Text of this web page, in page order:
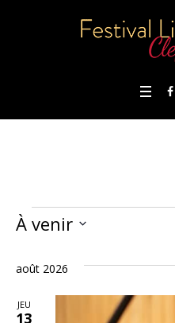
À venir
une
août 2026
JEU
13